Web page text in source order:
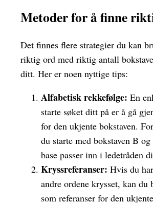
Metoder for å finne
Det finnes flere strategier du kan
riktig ord med riktig antall
ditt. Her er noen nyttige tips:
Alfabetisk rekkefølge: En
starte søket ditt på er å gå
for den ukjente bokstaven.
du starte med bokstaven B
base passer inn i ledetråden
Kryssreferanser: Hvis du
andre ordene krysset, kan du
som referanser for den